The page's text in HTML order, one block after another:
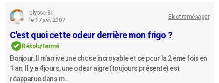
ulysse 31
le 17 avr. 2007
Electroménager
C'est quoi cette odeur derrière mon frigo ?
Résolu/Fermé
Bonjour, Il m'arrive une chose incroyable et ce pour la 2 éme fois en
1 an. Il y a 4 jours, une odeur aigre (toujours présente) est
réapparue dans m...